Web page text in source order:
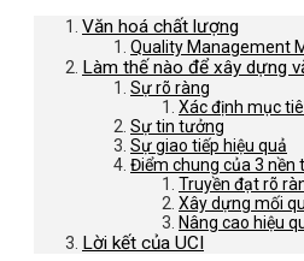
Văn hoá chất lượng
Quality Management
Làm thế nào để xây dựng
Sự rõ ràng
Xác định mục
Sự tin tưởng
Sự giao tiếp hiệu quả
Điểm chung của 3 nền
Truyền đạt rõ
Xây dựng mối
Nâng cao hiệu
Lời kết của UCI